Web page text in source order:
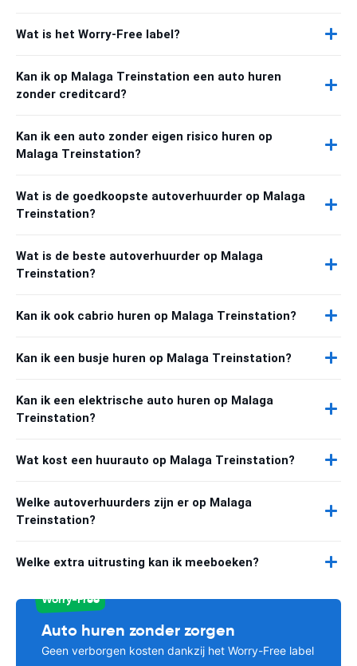
Wat is het Worry-Free label?
Kan ik op Malaga Treinstation een auto huren
zonder creditcard?
Kan ik een auto zonder eigen risico huren op
Malaga Treinstation?
Wat is de goedkoopste autoverhuurder op Malaga
Treinstation?
Wat is de beste autoverhuurder op Malaga
Treinstation?
Kan ik ook cabrio huren op Malaga Treinstation?
Kan ik een busje huren op Malaga Treinstation?
Kan ik een elektrische auto huren op Malaga
Treinstation?
Wat kost een huurauto op Malaga Treinstation?
Welke autoverhuurders zijn er op Malaga
Treinstation?
Welke extra uitrusting kan ik meeboeken?
Worry-Free
Auto huren zonder zorgen
Geen verborgen kosten dankzij het Worry-Free label